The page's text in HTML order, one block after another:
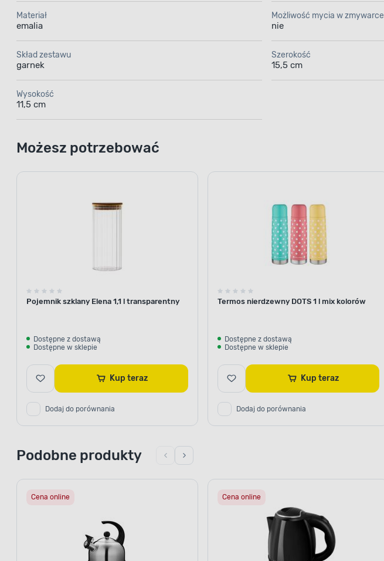
Materiał
emalia
Możliwość mycia w zmywarce
nie
Skład zestawu
garnek
Szerokość
15,5 cm
Wysokość
11,5 cm
Możesz potrzebować
Pojemnik szklany Elena 1,1 l transparentny
Dostępne z dostawą
Dostępne w sklepie
Kup teraz
Dodaj do porównania
Termos nierdzewny DOTS 1 l mix kolorów
Dostępne z dostawą
Dostępne w sklepie
Kup teraz
Dodaj do porównania
Podobne produkty
Cena online Cena online